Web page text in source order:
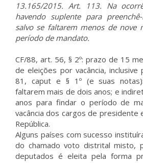
13.165/2015. Art. 113. Na
havendo suplente para
salvo se faltarem menos de nove
período de mandato.
CF/88, art. 56, § 2º: prazo de 15
de eleições por vacância,
81, caput e § 1º (e suas
faltarem mais de dois anos; e
anos para findar o período de
vacância dos cargos de presidente
República.
Alguns países com sucesso
do chamado voto distrital misto,
deputados é eleita pela forma